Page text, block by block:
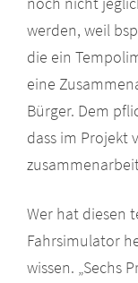
werden, weil
die ein
eine
Bürger. Dem
dass im Projekt
Wer hat diesen
Fahrsimulator
wissen. „Sechs